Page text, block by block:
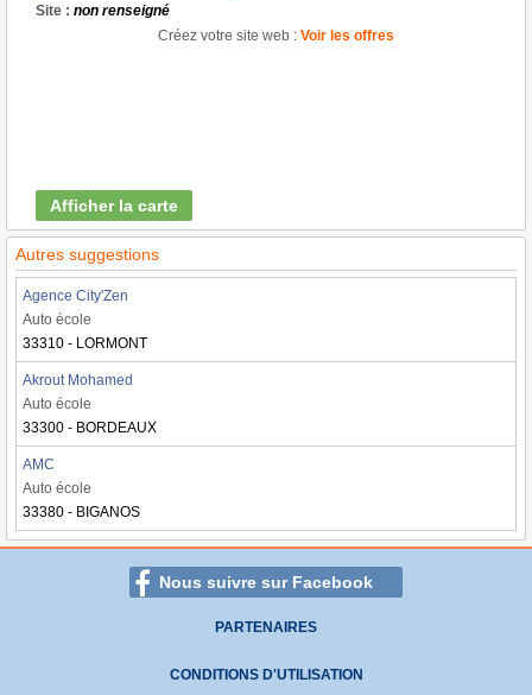
Site : non renseigné
Créez votre site web : Voir les offres
Afficher la carte
Autres suggestions
Agence City'Zen
Auto école
33310 - LORMONT
Akrout Mohamed
Auto école
33300 - BORDEAUX
AMC
Auto école
33380 - BIGANOS
Nous suivre sur Facebook
PARTENAIRES
CONDITIONS D'UTILISATION